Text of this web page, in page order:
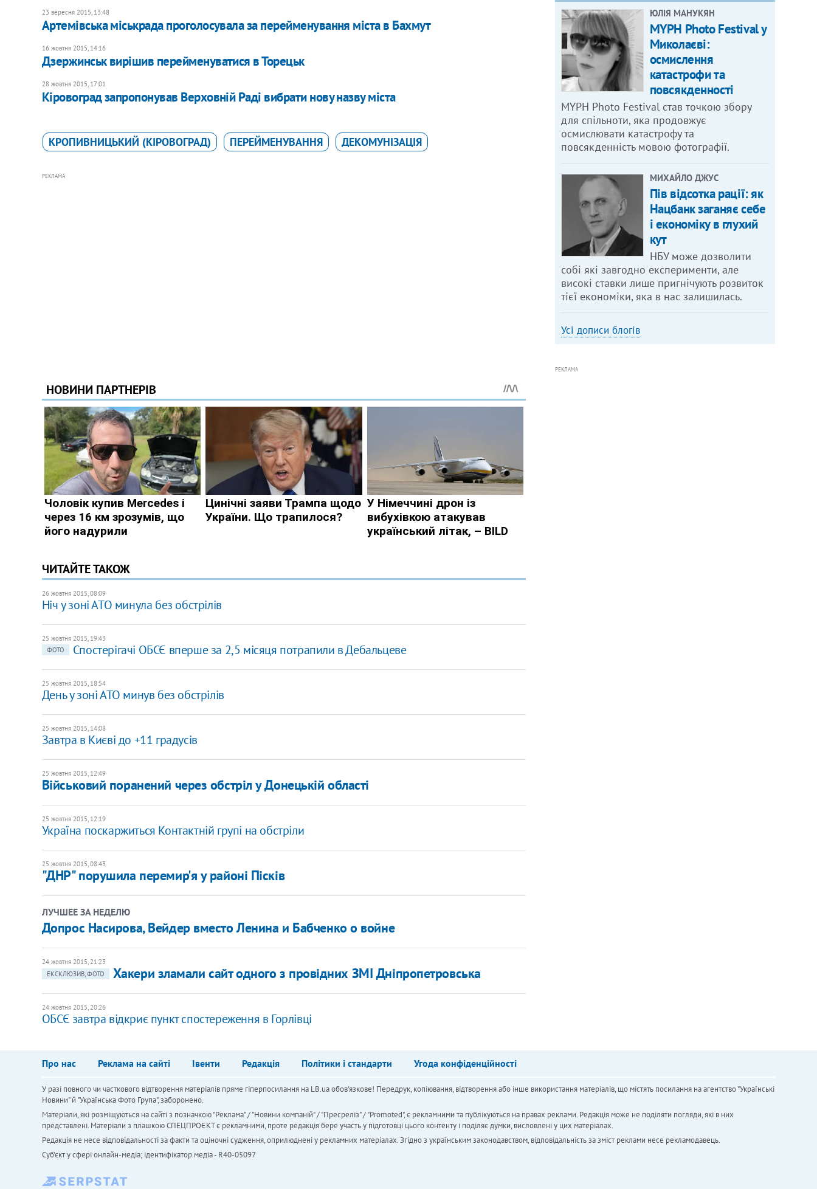
23 вересня 2015, 13:48
Артемівська міськрада проголосувала за перейменування міста в Бахмут
16 жовтня 2015, 14:16
Дзержинськ вирішив перейменуватися в Торецьк
28 жовтня 2015, 17:01
Кіровоград запропонував Верховній Раді вибрати нову назву міста
КРОПИВНИЦЬКИЙ (КІРОВОГРАД) ПЕРЕЙМЕНУВАННЯ ДЕКОМУНІЗАЦІЯ
РЕКЛАМА
ЧИТАЙТЕ ТАКОЖ
26 жовтня 2015, 08:09
Ніч у зоні АТО минула без обстрілів
25 жовтня 2015, 19:43
ФОТО
Спостерігачі ОБСЄ вперше за 2,5 місяця потрапили в Дебальцеве
25 жовтня 2015, 18:54
День у зоні АТО минув без обстрілів
25 жовтня 2015, 14:08
Завтра в Києві до +11 градусів
25 жовтня 2015, 12:49
Військовий поранений через обстріл у Донецькій області
25 жовтня 2015, 12:19
Україна поскаржиться Контактній групі на обстріли
25 жовтня 2015, 08:43
"ДНР" порушила перемир'я у районі Пісків
ЛУЧШЕЕ ЗА НЕДЕЛЮ
Допрос Насирова, Вейдер вместо Ленина и Бабченко о войне
24 жовтня 2015, 21:23
ЕКСКЛЮЗИВ, ФОТО
Хакери зламали сайт одного з провідних ЗМІ Дніпропетровська
24 жовтня 2015, 20:26
ОБСЄ завтра відкриє пункт спостереження в Горлівці
ЮЛІЯ МАНУКЯН
MYPH Photo Festival у
Миколаєві:
осмислення
катастрофи та
повсякденності
MYPH Photo Festival став точкою збору
для спільноти, яка продовжує
осмислювати катастрофу та
повсякденність мовою фотографії.
МИХАЙЛО ДЖУС
Пів відсотка рації: як
Нацбанк заганяє себе
і економіку в глухий
кут
НБУ може дозволити
собі які завгодно експерименти, але
високі ставки лише пригнічують розвиток
тієї економіки, яка в нас залишилась.
Усі дописи блогів
РЕКЛАМА
Про нас Реклама на сайті Івенти Редакція Політики і стандарти Угода конфіденційності
У разі повного чи часткового відтворення матеріалів пряме гіперпосилання на LB.ua обов'язкове! Передрук, копіювання, відтворення або інше використання матеріалів, що містять посилання на агентство "Українськi
Новини" й "Українська Фото Група", заборонено.
Матеріали, які розміщуються на сайті з позначкою "Реклама" / "Новини компаній" / "Пресреліз" / "Promoted", є рекламними та публікуються на правах реклами. Редакція може не поділяти погляди, які в них
представлені. Матеріали з плашкою СПЕЦПРОЄКТ є рекламними, проте редакція бере участь у підготовці цього контенту і поділяє думки, висловлені у цих матеріалах.
Редакція не несе відповідальності за факти та оціночні судження, оприлюднені у рекламних матеріалах. Згідно з українським законодавством, відповідальність за зміст реклами несе рекламодавець.
Cуб'єкт у сфері онлайн-медіа; ідентифікатор медіа - R40-05097